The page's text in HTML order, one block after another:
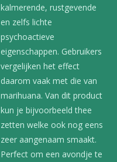
kalmerende, rustgevende
en zelfs lichte
psychoactieve
eigenschappen. Gebruikers
vergelijken het effect
daarom vaak met die van
marihuana. Van dit product
kun je bijvoorbeeld thee
zetten welke ook nog eens
zeer aangenaam smaakt.
Perfect om een avondje te